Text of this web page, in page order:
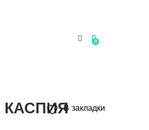
0
КАСПИЯВ закладки